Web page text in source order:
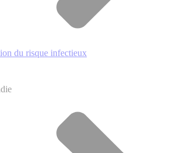
du risque infectieux